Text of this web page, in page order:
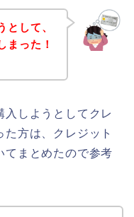
として、
まった！
入しようとしてクレ
方は、クレジット
てまとめたので参考